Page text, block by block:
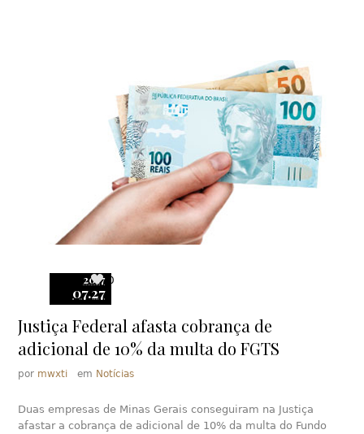
2017
07.27
0
Justiça Federal afasta cobrança de
adicional de 10% da multa do FGTS
por mwxti em Notícias
Duas empresas de Minas Gerais conseguiram na Justiça
afastar a cobrança de adicional de 10% da multa do Fundo